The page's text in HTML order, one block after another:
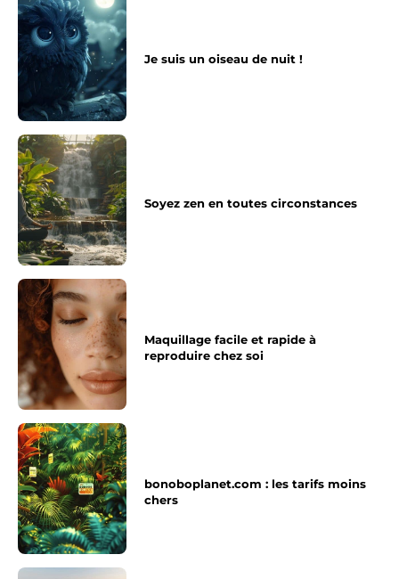
Je suis un oiseau de nuit !
Soyez zen en toutes circonstances
Maquillage facile et rapide à
reproduire chez soi
bonoboplanet.com : les tarifs moins
chers